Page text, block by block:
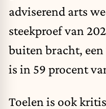
adviserend arts
steekproef van
buiten bracht,
is in 59 procent
Toelen is ook